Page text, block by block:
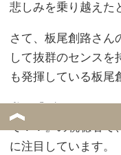
悲しみを乗り越えた
さて、板尾創路さん
して抜群のセンスを
も発揮している板尾
で！！』の視聴者で
に注目しています。